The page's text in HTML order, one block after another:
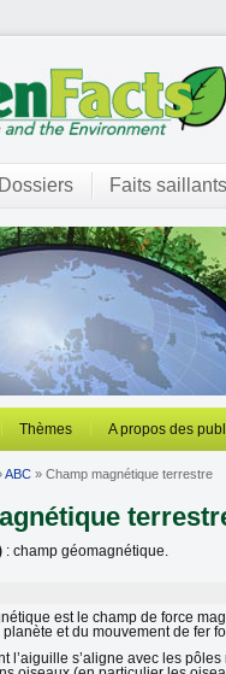
Dossiers Faits
Thèmes A propos des
ABC » Champ magnétique terrestre
: champ géomagnétique.
est le champ de force
et du mouvement de fer
l’aiguille s’aligne avec les